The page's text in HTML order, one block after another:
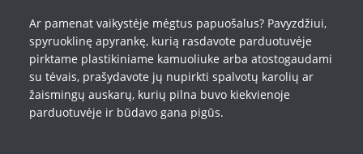
Ar pamenat vaikystėje mėgtus papuošalus? Pavyzdžiui,
spyruoklinę apyrankę, kurią rasdavote parduotuvėje
pirktame plastikiniame kamuoliuke arba atostogaudami
su tėvais, prašydavote jų nupirkti spalvotų karolių ar
žaismingų auskarų, kurių pilna buvo kiekvienoje
parduotuvėje ir būdavo gana pigūs.